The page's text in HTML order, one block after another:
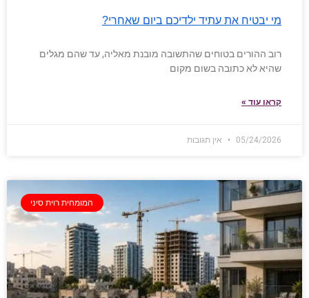
מי יבטיח את עתיד ילדיכם ביום שאחרי?
רוב ההורים בטוחים שהתשובה מובנת מאליה, עד שהם מגלים
שהיא לא כתובה בשום מקום
קראו עוד »
05/24/2026 אין תגובות
המומחית רוית סיני